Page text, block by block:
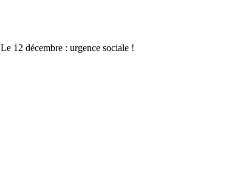
Le 12 décembre : urgence sociale !